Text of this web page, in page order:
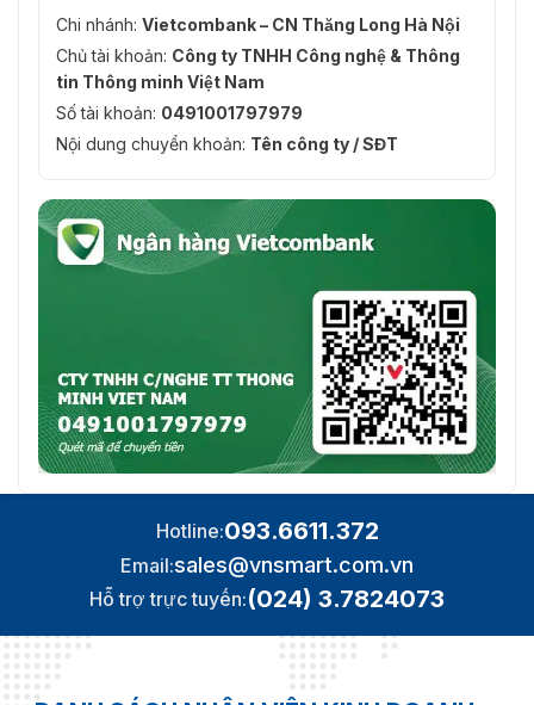
Chi nhánh: Vietcombank – CN Thăng Long Hà Nội
Chủ tài khoản: Công ty TNHH Công nghệ & Thông
tin Thông minh Việt Nam
Số tài khoản: 0491001797979
Nội dung chuyển khoản: Tên công ty / SĐT
Hotline:093.6611.372
Email:sales@vnsmart.com.vn
Hỗ trợ trực tuyến:(024) 3.7824073